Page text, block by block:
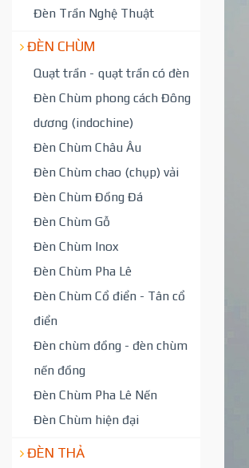
Đèn Trần Nghệ Thuật
ĐÈN CHÙM
Quạt trần - quạt trần có đèn
Đèn Chùm phong cách Đông
dương (indochine)
Đèn Chùm Châu Âu
Đèn Chùm chao (chụp) vải
Đèn Chùm Đồng Đá
Đèn Chùm Gỗ
Đèn Chùm Inox
Đèn Chùm Pha Lê
Đèn Chùm Cổ điển - Tân cổ
điển
Đèn chùm đồng - đèn chùm
nến đồng
Đèn Chùm Pha Lê Nến
Đèn Chùm hiện đại
ĐÈN THẢ